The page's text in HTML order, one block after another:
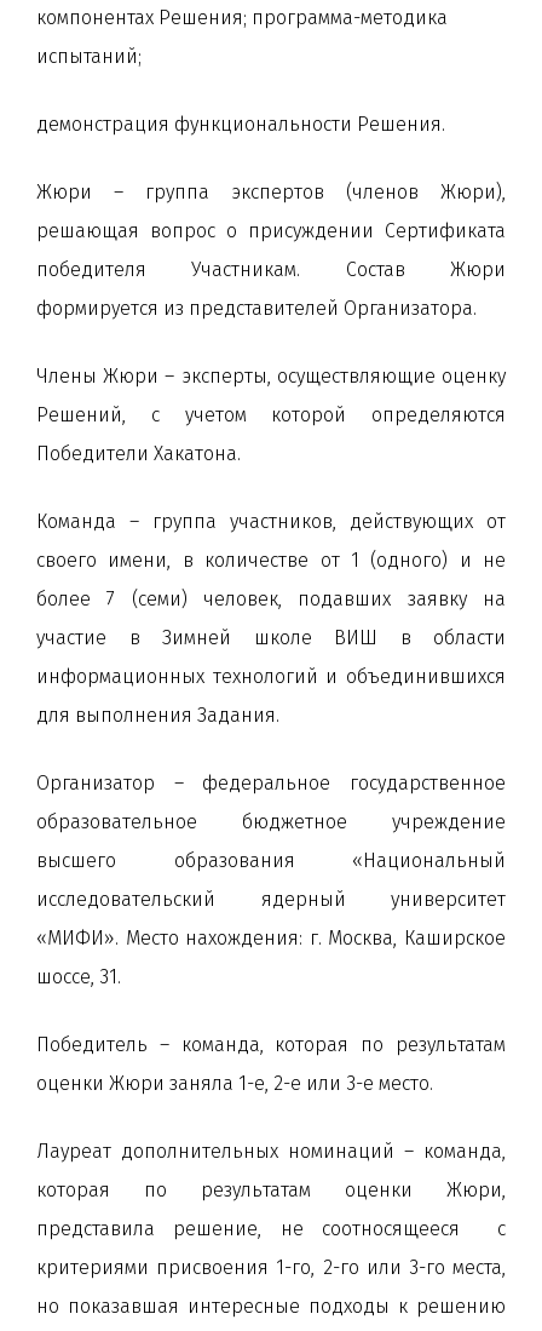
компонентах Решения; программа-методика
испытаний;
демонстрация функциональности Решения.
Жюри – группа экспертов (членов Жюри),
решающая вопрос о присуждении Сертификата
победителя Участникам. Состав Жюри
формируется из представителей Организатора.
Члены Жюри – эксперты, осуществляющие оценку
Решений, с учетом которой определяются
Победители Хакатона.
Команда – группа участников, действующих от
своего имени, в количестве от 1 (одного) и не
более 7 (семи) человек, подавших заявку на
участие в Зимней школе ВИШ в области
информационных технологий и объединившихся
для выполнения Задания.
Организатор – федеральное государственное
образовательное бюджетное учреждение
высшего образования «Национальный
исследовательский ядерный университет
«МИФИ». Место нахождения: г. Москва, Каширское
шоссе, 31.
Победитель – команда, которая по результатам
оценки Жюри заняла 1-е, 2-е или 3-е место.
Лауреат дополнительных номинаций – команда,
которая по результатам оценки Жюри,
представила решение, не соотносящееся с
критериями присвоения 1-го, 2-го или 3-го места,
но показавшая интересные подходы к решению